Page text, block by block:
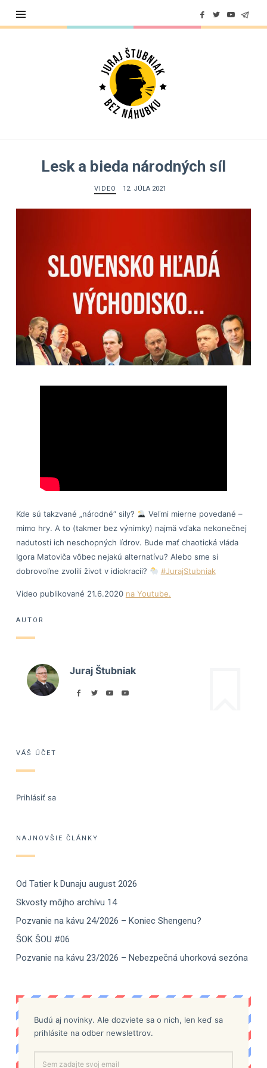
Juraj
Štubniak
Lesk a bieda národných síl
VIDEO 12. JÚLA 2021
Kde sú takzvané „národné“ sily?
Veľmi mierne povedané –
mimo hry. A to (takmer bez výnimky) najmä vďaka nekonečnej
nadutosti ich neschopných lídrov. Bude mať chaotická vláda
Igora Matoviča vôbec nejakú alternatívu? Alebo sme si
dobrovoľne zvolili život v idiokracii?
#JurajStubniak
Video publikované 21.6.2020 na Youtube.
AUTOR
Juraj Štubniak
VÁŠ ÚČET
Prihlásiť sa
NAJNOVŠIE ČLÁNKY
Od Tatier k Dunaju august 2026
Skvosty môjho archívu 14
Pozvanie na kávu 24/2026 – Koniec Shengenu?
ŠOK ŠOU #06
Pozvanie na kávu 23/2026 – Nebezpečná uhorková sezóna
Budú aj novinky. Ale dozviete sa o nich, len keď sa
prihlásite na odber newslettrov.